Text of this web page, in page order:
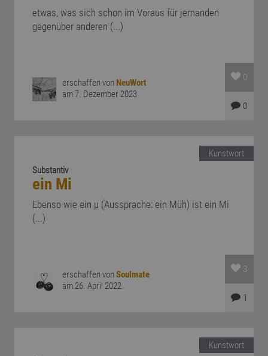
etwas, was sich schon im Voraus für jemanden
gegenüber anderen (...)
erschaffen von NeuWort
am 7. Dezember 2023
0
0
Kunstwort
Substantiv
ein Mi
Ebenso wie ein µ (Aussprache: ein Müh) ist ein Mi
(...)
erschaffen vonSoulmate
am 26. April 2022
3
1
Kunstwort